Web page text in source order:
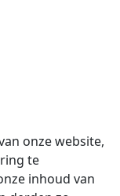
onze website,
te
inhoud van